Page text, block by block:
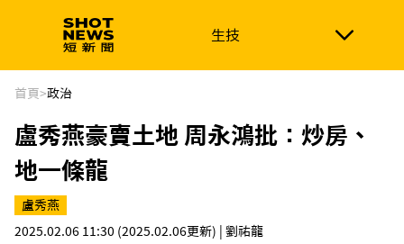
生技
生技 政治
新南向 體育
首頁>政治
盧秀燕豪賣土地 周永鴻批：炒房、
地一條龍
盧秀燕
2025.02.06 11:30 (2025.02.06更新) | 劉祐龍